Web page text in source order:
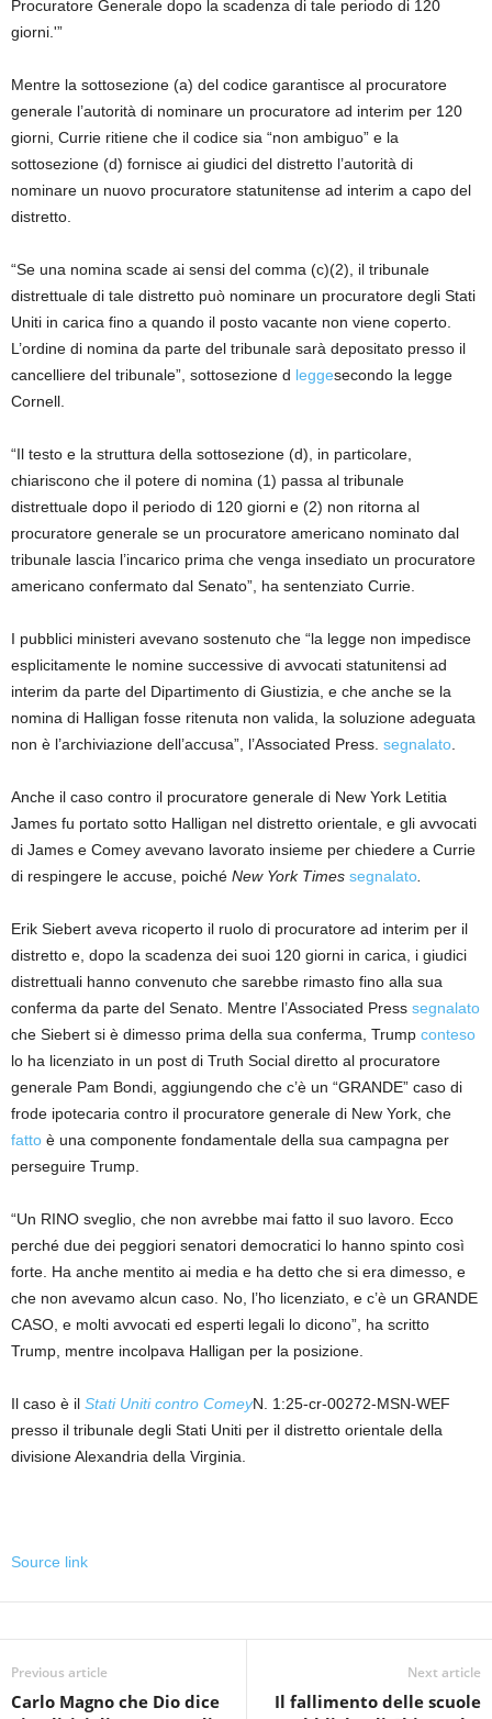
Procuratore Generale dopo la scadenza di tale periodo di 120
giorni.'”
Mentre la sottosezione (a) del codice garantisce al procuratore
generale l’autorità di nominare un procuratore ad interim per 120
giorni, Currie ritiene che il codice sia “non ambiguo” e la
sottosezione (d) fornisce ai giudici del distretto l’autorità di
nominare un nuovo procuratore statunitense ad interim a capo del
distretto.
“Se una nomina scade ai sensi del comma (c)(2), il tribunale
distrettuale di tale distretto può nominare un procuratore degli Stati
Uniti in carica fino a quando il posto vacante non viene coperto.
L’ordine di nomina da parte del tribunale sarà depositato presso il
cancelliere del tribunale”, sottosezione d leggesecondo la legge
Cornell.
“Il testo e la struttura della sottosezione (d), in particolare,
chiariscono che il potere di nomina (1) passa al tribunale
distrettuale dopo il periodo di 120 giorni e (2) non ritorna al
procuratore generale se un procuratore americano nominato dal
tribunale lascia l’incarico prima che venga insediato un procuratore
americano confermato dal Senato”, ha sentenziato Currie.
I pubblici ministeri avevano sostenuto che “la legge non impedisce
esplicitamente le nomine successive di avvocati statunitensi ad
interim da parte del Dipartimento di Giustizia, e che anche se la
nomina di Halligan fosse ritenuta non valida, la soluzione adeguata
non è l’archiviazione dell’accusa”, l’Associated Press. segnalato
Anche il caso contro il procuratore generale di New York Letitia
James fu portato sotto Halligan nel distretto orientale, e gli avvocati
di James e Comey avevano lavorato insieme per chiedere a Currie
di respingere le accuse, poiché New York Times segnalato
Erik Siebert aveva ricoperto il ruolo di procuratore ad interim per il
distretto e, dopo la scadenza dei suoi 120 giorni in carica, i giudici
distrettuali hanno convenuto che sarebbe rimasto fino alla sua
conferma da parte del Senato. Mentre l’Associated Press segnalato
che Siebert si è dimesso prima della sua conferma, Trump conteso
lo ha licenziato in un post di Truth Social diretto al procuratore
generale Pam Bondi, aggiungendo che c’è un “GRANDE” caso di
frode ipotecaria contro il procuratore generale di New York, che
fatto è una componente fondamentale della sua campagna per
perseguire Trump.
“Un RINO sveglio, che non avrebbe mai fatto il suo lavoro. Ecco
perché due dei peggiori senatori democratici lo hanno spinto così
forte. Ha anche mentito ai media e ha detto che si era dimesso, e
che non avevamo alcun caso. No, l’ho licenziato, e c’è un GRANDE
CASO, e molti avvocati ed esperti legali lo dicono”, ha scritto
Trump, mentre incolpava Halligan per la posizione.
Il caso è il Stati Uniti contro ComeyN. 1:25-cr-00272-MSN-WEF
presso il tribunale degli Stati Uniti per il distretto orientale della
divisione Alexandria della Virginia.
Source link
Previous article
Carlo Magno che Dio dice
Next article
Il fallimento delle scuole